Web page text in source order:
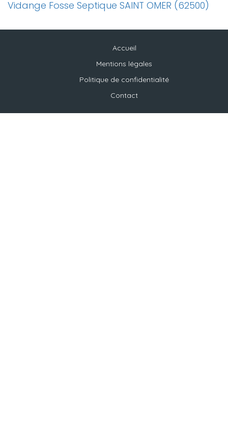
Vidange Fosse Septique SAINT OMER (62500)
Accueil
Mentions légales
Politique de confidentialité
Contact